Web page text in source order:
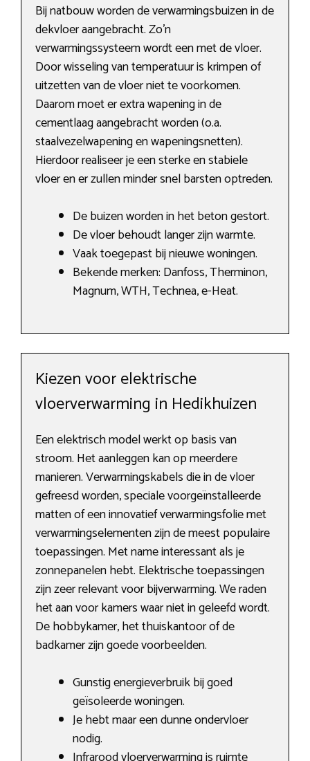
Bij natbouw worden de verwarmingsbuizen in de
dekvloer aangebracht. Zo’n
verwarmingssysteem wordt een met de vloer.
Door wisseling van temperatuur is krimpen of
uitzetten van de vloer niet te voorkomen.
Daarom moet er extra wapening in de
cementlaag aangebracht worden (o.a.
staalvezelwapening en wapeningsnetten).
Hierdoor realiseer je een sterke en stabiele
vloer en er zullen minder snel barsten optreden.
De buizen worden in het beton gestort.
De vloer behoudt langer zijn warmte.
Vaak toegepast bij nieuwe woningen.
Bekende merken: Danfoss, Therminon,
Magnum, WTH, Technea, e-Heat.
Kiezen voor elektrische
vloerverwarming in Hedikhuizen
Een elektrisch model werkt op basis van
stroom. Het aanleggen kan op meerdere
manieren. Verwarmingskabels die in de vloer
gefreesd worden, speciale voorgeïnstalleerde
matten of een innovatief verwarmingsfolie met
verwarmingselementen zijn de meest populaire
toepassingen. Met name interessant als je
zonnepanelen hebt. Elektrische toepassingen
zijn zeer relevant voor bijverwarming. We raden
het aan voor kamers waar niet in geleefd wordt.
De hobbykamer, het thuiskantoor of de
badkamer zijn goede voorbeelden.
Gunstig energieverbruik bij goed
geïsoleerde woningen.
Je hebt maar een dunne ondervloer
nodig.